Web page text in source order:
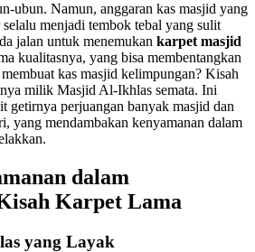
ubun. Namun, anggaran kas masjid yang
menjadi tembok tebal yang sulit
jalan untuk menemukan karpet masjid
kualitasnya, yang bisa membentangkan
kas masjid kelimpungan? Kisah
milik Masjid Al-Ikhlas semata. Ini
getirnya perjuangan banyak masjid dan
yang mendambakan kenyamanan dalam
dalam
Karpet Lama
yang Layak